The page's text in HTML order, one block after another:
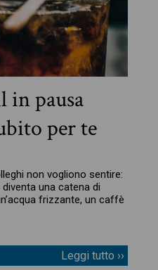
in pausa
per te
non vogliono sentire:
una catena di
frizzante, un caffè
Leggi tutto ››